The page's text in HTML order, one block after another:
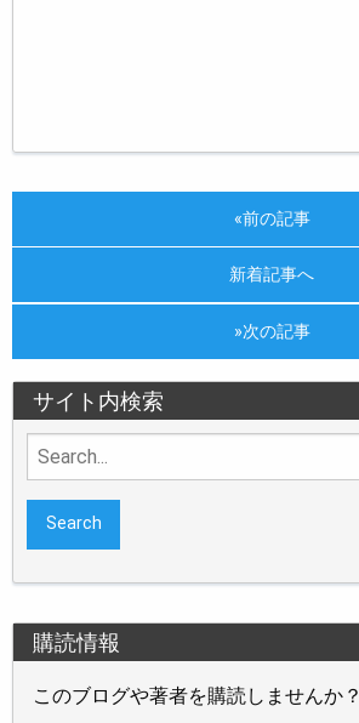
«前の記事
新着記事へ
»次の記事
サイト内検索
Search
for:
購読情報
このブログや著者を購読しませんか？